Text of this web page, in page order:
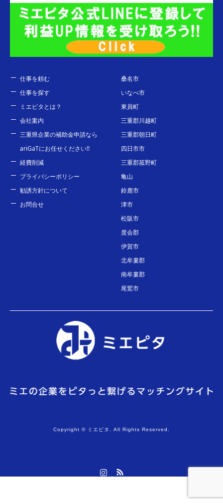
仕事を頼む
仕事を探す
ミエピタとは？
会社案内
三重県企業の補助金申請なら
ariGaTにお任せください!!
経費削減
プライバシーポリシー
勧誘方針について
お問合せ
桑名市
いなべ市
東員町
三重郡川越町
三重郡朝日町
四日市市
三重郡菰野町
亀山
鈴鹿市
津市
松阪市
度会郡
伊賀市
北牟婁郡
南牟婁郡
尾鷲市
Copyright © ミエピタ. All Rights Reserved.